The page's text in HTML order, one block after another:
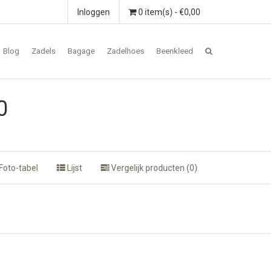
0 item(s) - €0,00
Inloggen
Blog Zadels Bagage Zadelhoes Beenkleed
tabel Lijst Vergelijk producten (0)